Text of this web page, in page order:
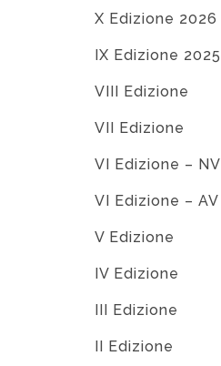
X Edizione 2026
IX Edizione 2025
VIII Edizione
VII Edizione
VI Edizione – NV
VI Edizione – AV
V Edizione
IV Edizione
III Edizione
II Edizione